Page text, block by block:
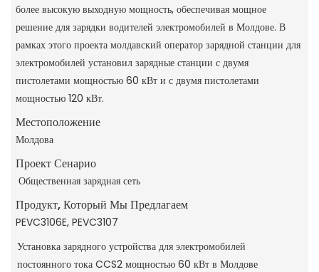
более высокую выходную мощность, обеспечивая мощное
решение для зарядки водителей электромобилей в Молдове. В
рамках этого проекта молдавский оператор зарядной станции для
электромобилей установил зарядные станции с двумя
пистолетами мощностью 60 кВт и с двумя пистолетами
мощностью 120 кВт.
Местоположение
Молдова
Проект Сенарио
Общественная зарядная сеть
Продукт, Который Мы Предлагаем
PEVC3106E, PEVC3107
Установка зарядного устройства для электромобилей
постоянного тока CCS2 мощностью 60 кВт в Молдове